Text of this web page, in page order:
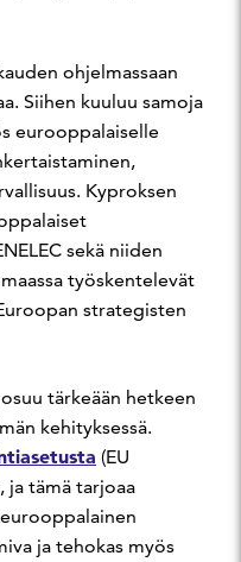
ohjelmassaan
Siihen kuuluu samoja
eurooppalaiselle
Kyproksen
sekä niiden
työskentelevät
strategisten
tärkeään hetkeen
kehityksessä.
(EU
ja tämä tarjoaa
ja tehokas myös